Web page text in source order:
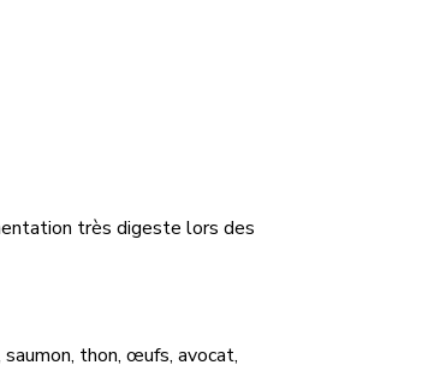
très digeste lors des
thon, œufs, avocat,